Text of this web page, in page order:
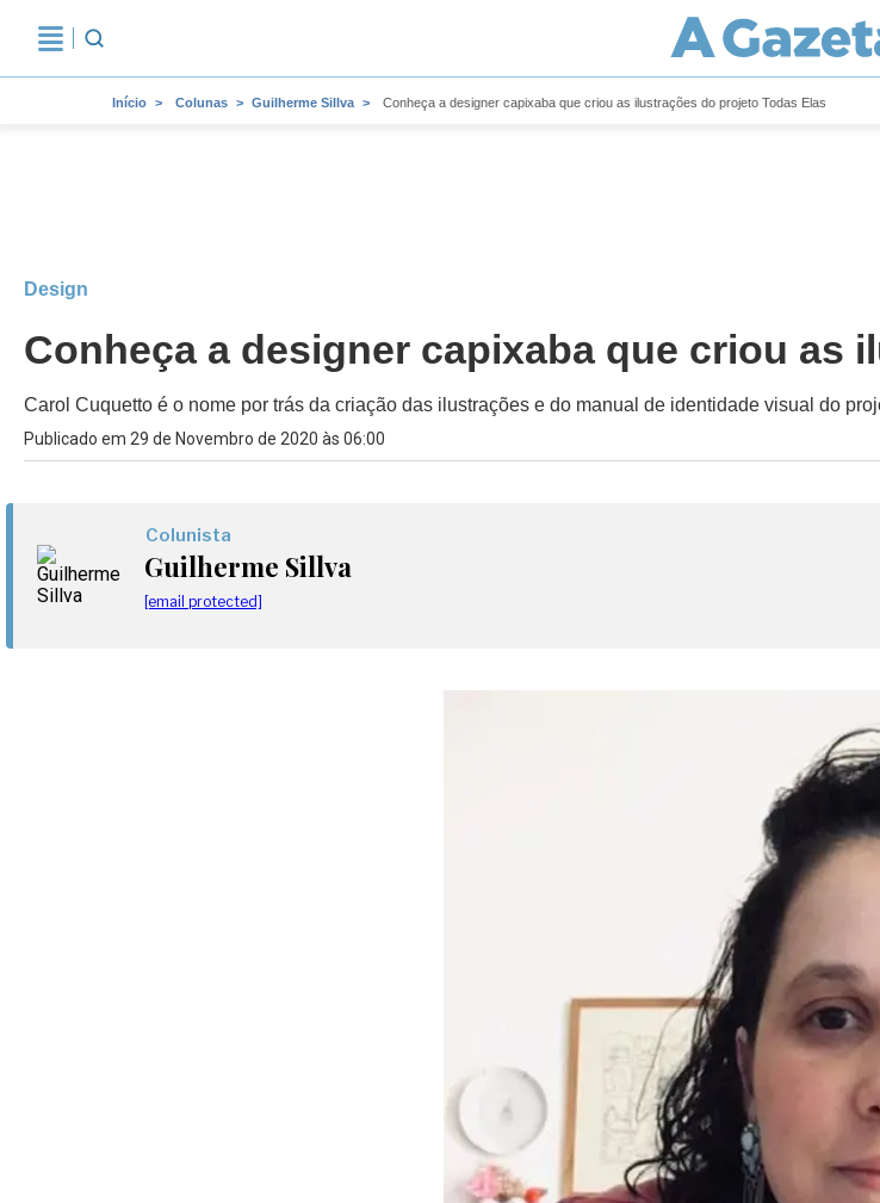
Início Colunas Guilherme Sillva Conheça a designer capixaba que criou as ilustrações do projeto Todas Elas
Design
Conheça a designer capixaba que criou as
Carol Cuquetto é o nome por trás da criação das ilustrações e do manual de identidade visual do
Publicado em 29 de Novembro de 2020 às 06:00
Colunista
Guilherme Sillva
[email protected]